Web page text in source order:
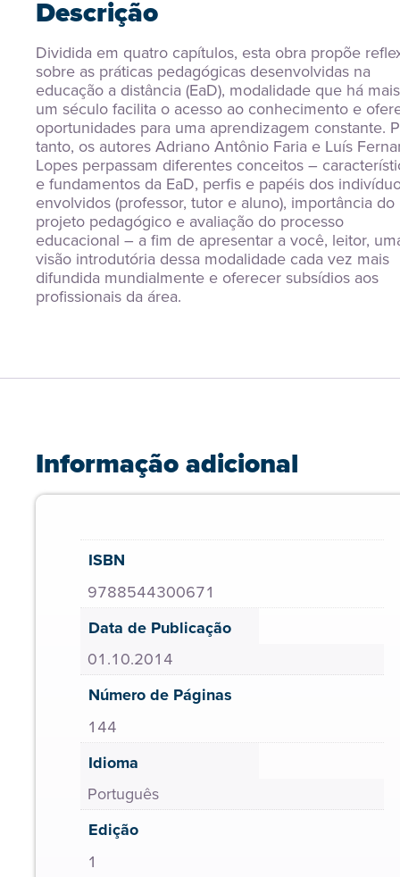
Descrição
Dividida em quatro capítulos, esta obra propõe
sobre as práticas pedagógicas desenvolvidas na
educação a distância (EaD), modalidade que há
um século facilita o acesso ao conhecimento e
oportunidades para uma aprendizagem constante.
tanto, os autores Adriano Antônio Faria e Luís
Lopes perpassam diferentes conceitos –
e fundamentos da EaD, perfis e papéis dos
envolvidos (professor, tutor e aluno), importância do
projeto pedagógico e avaliação do processo
educacional – a fim de apresentar a você, leitor,
visão introdutória dessa modalidade cada vez mais
difundida mundialmente e oferecer subsídios aos
profissionais da área.
Informação adicional
ISBN
9788544300671
Data de Publicação
01.10.2014
Número de Páginas
144
Idioma
Português
Edição
1